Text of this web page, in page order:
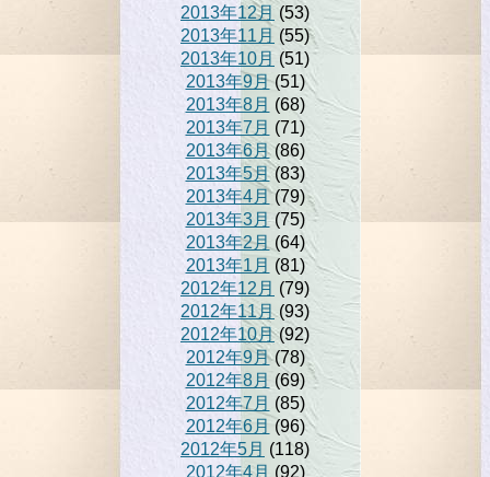
2013年12月 (53)
2013年11月 (55)
2013年10月 (51)
2013年9月(51)
2013年8月 (68)
2013年7月 (71)
2013年6月(86)
2013年5月(83)
2013年4月(79)
2013年3月(75)
2013年2月 (64)
2013年1月 (81)
2012年12月 (79)
2012年11月(93)
2012年10月(92)
2012年9月(78)
2012年8月 (69)
2012年7月 (85)
2012年6月 (96)
2012年5月 (118)
2012年4月 (92)